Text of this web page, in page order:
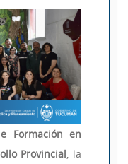
Formación en
Provincial, la